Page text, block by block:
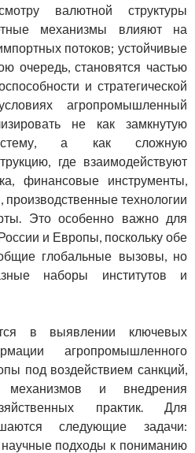
валютной структуры
механизмы влияют на
потоков; устойчивые
очередь, становятся частью
и стратегической
агропромышленный
не как замкнутую
а как сложную
где взаимодействуют
финансовые инструменты,
технологии
Это особенно важно для
и Европы, поскольку обе
глобальные вызовы, но
наборы институтов и
в выявлении ключевых
агропромышленного
под воздействием санкций,
механизмов и внедрения
практик. Для
следующие задачи:
подходы к пониманию